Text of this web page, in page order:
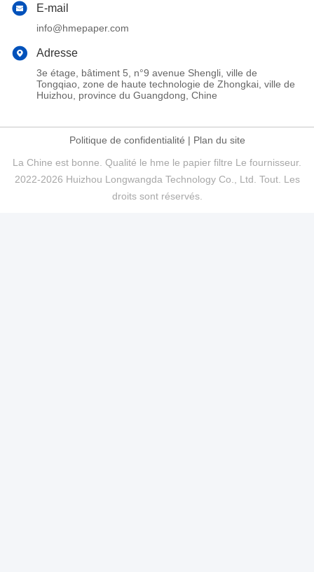
E-mail
info@hmepaper.com
Adresse
3e étage, bâtiment 5, n°9 avenue Shengli, ville de
Tongqiao, zone de haute technologie de Zhongkai, ville de
Huizhou, province du Guangdong, Chine
Politique de confidentialité | Plan du site
La Chine est bonne. Qualité le hme le papier filtre Le fournisseur.
2022-2026 Huizhou Longwangda Technology Co., Ltd. Tout. Les
droits sont réservés.